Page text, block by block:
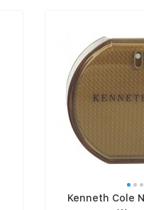
Kenneth Cole